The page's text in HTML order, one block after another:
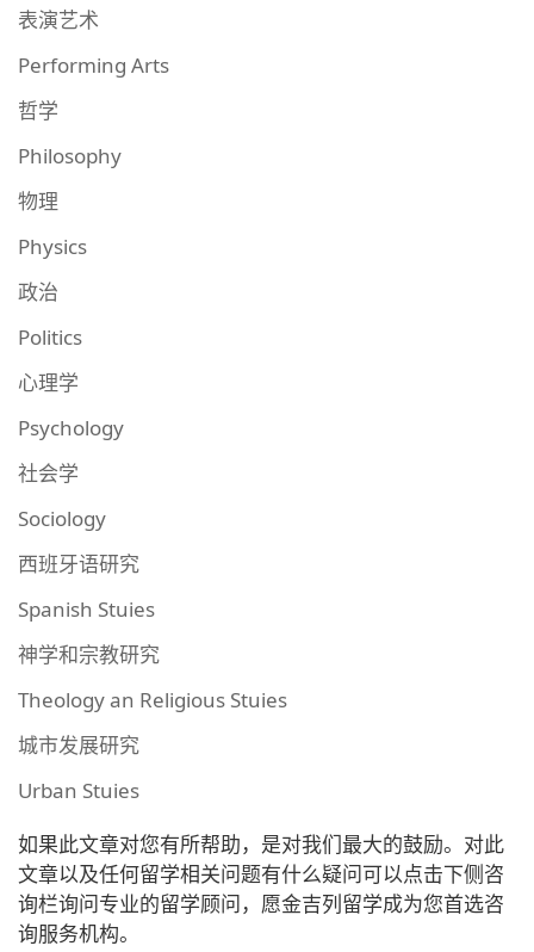
表演艺术
Performing Arts
哲学
Philosophy
物理
Physics
政治
Politics
心理学
Psychology
社会学
Sociology
西班牙语研究
Spanish Stuies
神学和宗教研究
Theology an Religious Stuies
城市发展研究
Urban Stuies
如果此文章对您有所帮助，是对我们最大的鼓励。对此
文章以及任何留学相关问题有什么疑问可以点击下侧咨
询栏询问专业的留学顾问，愿金吉列留学成为您首选咨
询服务机构。